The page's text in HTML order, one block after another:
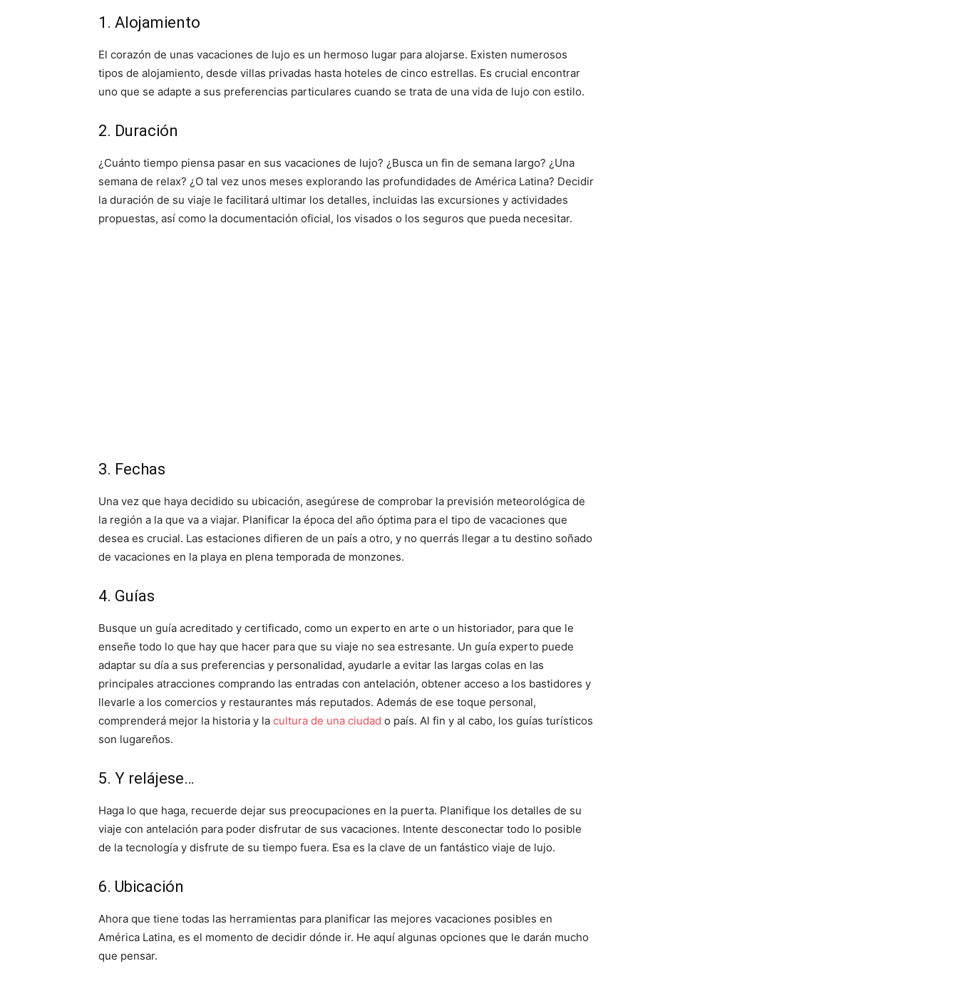
1. Alojamiento
El corazón de unas vacaciones de lujo es un hermoso lugar para alojarse. Existen numerosos
tipos de alojamiento, desde villas privadas hasta hoteles de cinco estrellas. Es crucial encontrar
uno que se adapte a sus preferencias particulares cuando se trata de una vida de lujo con estilo.
2. Duración
¿Cuánto tiempo piensa pasar en sus vacaciones de lujo? ¿Busca un fin de semana largo? ¿Una
semana de relax? ¿O tal vez unos meses explorando las profundidades de América Latina? Decidir
la duración de su viaje le facilitará ultimar los detalles, incluidas las excursiones y actividades
propuestas, así como la documentación oficial, los visados o los seguros que pueda necesitar.
3. Fechas
Una vez que haya decidido su ubicación, asegúrese de comprobar la previsión meteorológica de
la región a la que va a viajar. Planificar la época del año óptima para el tipo de vacaciones que
desea es crucial. Las estaciones difieren de un país a otro, y no querrás llegar a tu destino soñado
de vacaciones en la playa en plena temporada de monzones.
4. Guías
Busque un guía acreditado y certificado, como un experto en arte o un historiador, para que le
enseñe todo lo que hay que hacer para que su viaje no sea estresante. Un guía experto puede
adaptar su día a sus preferencias y personalidad, ayudarle a evitar las largas colas en las
principales atracciones comprando las entradas con antelación, obtener acceso a los bastidores y
llevarle a los comercios y restaurantes más reputados. Además de ese toque personal,
comprenderá mejor la historia y la cultura de una ciudad o país. Al fin y al cabo, los guías turísticos
son lugareños.
5. Y relájese…
Haga lo que haga, recuerde dejar sus preocupaciones en la puerta. Planifique los detalles de su
viaje con antelación para poder disfrutar de sus vacaciones. Intente desconectar todo lo posible
de la tecnología y disfrute de su tiempo fuera. Esa es la clave de un fantástico viaje de lujo.
6. Ubicación
Ahora que tiene todas las herramientas para planificar las mejores vacaciones posibles en
América Latina, es el momento de decidir dónde ir. He aquí algunas opciones que le darán mucho
que pensar.